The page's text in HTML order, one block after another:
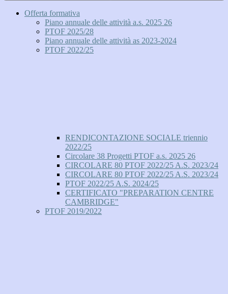
Offerta formativa
Piano annuale delle attività a.s. 2025 26
PTOF 2025/28
Piano annuale delle attività as 2023-2024
PTOF 2022/25
RENDICONTAZIONE SOCIALE triennio
2022/25
Circolare 38 Progetti PTOF a.s. 2025 26
CIRCOLARE 80 PTOF 2022/25 A.S. 2023/24
CIRCOLARE 80 PTOF 2022/25 A.S. 2023/24
PTOF 2022/25 A.S. 2024/25
CERTIFICATO "PREPARATION CENTRE
CAMBRIDGE"
PTOF 2019/2022